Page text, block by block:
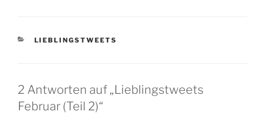
KATEGORIEN
LIEBLINGSTWEETS
2 Antworten auf „Lieblingstweets
Februar (Teil 2)“